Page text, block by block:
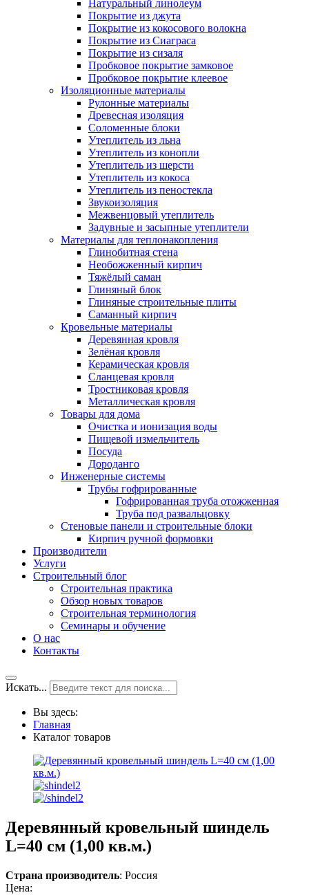
Натуральный линолеум
Покрытие из джута
Покрытие из кокосового волокна
Покрытие из Сиаграса
Покрытие из сизаля
Пробковое покрытие замковое
Пробковое покрытие клеевое
Изоляционные материалы
Рулонные материалы
Древесная изоляция
Соломенные блоки
Утеплитель из льна
Утеплитель из конопли
Утеплитель из шерсти
Утеплитель из кокоса
Утеплитель из пеностекла
Звукоизоляция
Межвенцовый утеплитель
Задувные и засыпные утеплители
Материалы для теплонакопления
Глинобитная стена
Необожженный кирпич
Тяжёлый саман
Глиняный блок
Глиняные строительные плиты
Саманный кирпич
Кровельные материалы
Деревянная кровля
Зелёная кровля
Керамическая кровля
Сланцевая кровля
Тростниковая кровля
Металлическая кровля
Товары для дома
Очистка и ионизация воды
Пищевой измельчитель
Посуда
Дороданго
Инженерные системы
Трубы гофрированные
Гофрированная труба отожженная
Труба под развальцовку
Стеновые панели и строительные блоки
Кирпич ручной формовки
Производители
Услуги
Строительный блог
Строительная практика
Обзор новых товаров
Строительная терминология
Семинары и обучение
О нас
Контакты
Искать...
Вы здесь:
Главная
Каталог товаров
Деревянный кровельный шиндель
L=40 см (1,00 кв.м.)
Страна производитель: Россия
Цена: